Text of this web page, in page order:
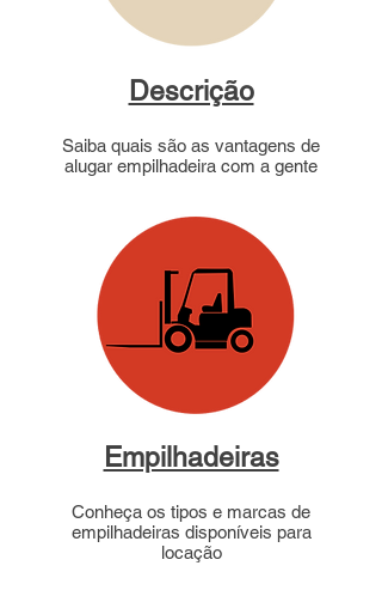
Descrição
Saiba quais são as vantagens de
alugar empilhadeira com a gente
Empilhadeiras
Conheça os tipos e marcas de
empilhadeiras disponíveis para
locação